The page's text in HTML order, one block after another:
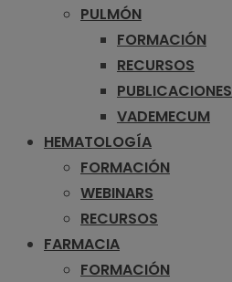
PULMÓN
FORMACIÓN
RECURSOS
PUBLICACIONES
VADEMECUM
HEMATOLOGÍA
FORMACIÓN
WEBINARS
RECURSOS
FARMACIA
FORMACIÓN